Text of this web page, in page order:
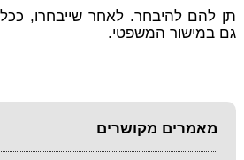
תן להם להיבחר. לאחר שייבחרו,
גם במישור המשפטי.
מאמרים מקושרים